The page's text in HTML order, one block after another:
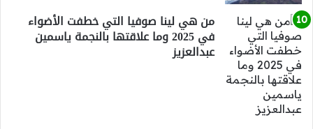
من هي لينا صوفيا التي خطفت الأضواء
في 2025 وما علاقتها بالنجمة ياسمين
عبدالعزيز